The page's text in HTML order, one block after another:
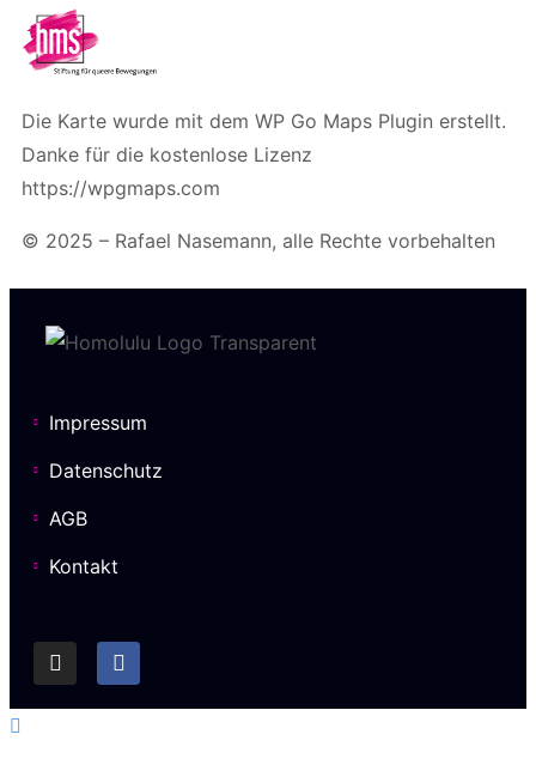
Die Karte wurde mit dem WP Go Maps Plugin erstellt.
Danke für die kostenlose Lizenz
https://wpgmaps.com
© 2025 – Rafael Nasemann, alle Rechte vorbehalten
Impressum
Datenschutz
AGB
Kontakt